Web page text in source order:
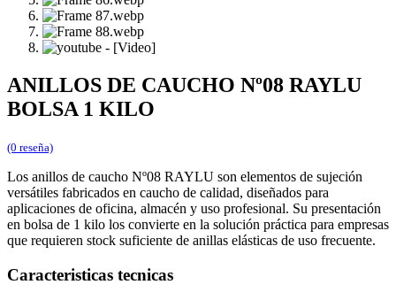
ANILLOS DE CAUCHO Nº08 RAYLU
BOLSA 1 KILO
(0 reseña)
Los anillos de caucho Nº08 RAYLU son elementos de sujeción
versátiles fabricados en caucho de calidad, diseñados para
aplicaciones de oficina, almacén y uso profesional. Su presentación
en bolsa de 1 kilo los convierte en la solución práctica para empresas
que requieren stock suficiente de anillas elásticas de uso frecuente.
Caracteristicas tecnicas